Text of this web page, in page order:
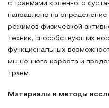
с травмами коленного
направлено на
режимов физической
техник, способствующих
функциональных
мышечного корсета и
травм.
Материалы и методы